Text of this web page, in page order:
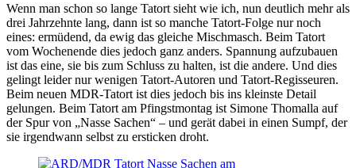
Wenn man schon so lange Tatort sieht wie ich, nun deutlich mehr als
drei Jahrzehnte lang, dann ist so manche Tatort-Folge nur noch
eines: ermüdend, da ewig das gleiche Mischmasch. Beim Tatort
vom Wochenende dies jedoch ganz anders. Spannung aufzubauen
ist das eine, sie bis zum Schluss zu halten, ist die andere. Und dies
gelingt leider nur wenigen Tatort-Autoren und Tatort-Regisseuren.
Beim neuen MDR-Tatort ist dies jedoch bis ins kleinste Detail
gelungen. Beim Tatort am Pfingstmontag ist Simone Thomalla auf
der Spur von „Nasse Sachen“ – und gerät dabei in einen Sumpf, der
sie irgendwann selbst zu ersticken droht.